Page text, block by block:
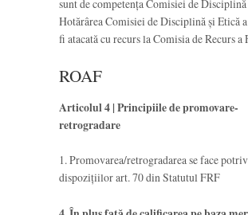
sunt de competenţa Comisiei de
Hotărârea Comisiei de Disciplină şi Etică
fi atacată cu recurs la Comisia de Recurs a
ROAF
Articolul 4 | Principiile de promovare-
retrogradare
1. Promovarea/retrogradarea se face
dispoziţiilor art. 70 din Statutul FRF